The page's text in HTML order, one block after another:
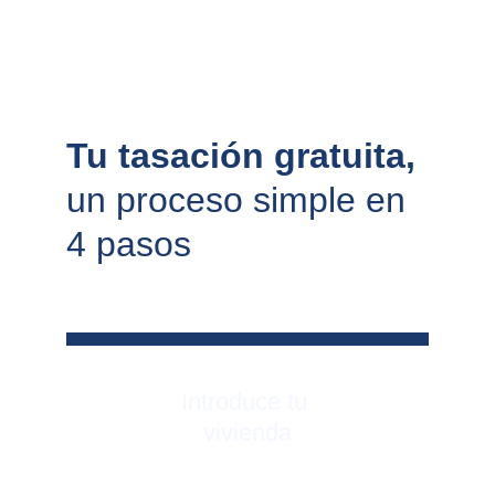
Tu tasación gratuita,
un proceso simple en
4 pasos